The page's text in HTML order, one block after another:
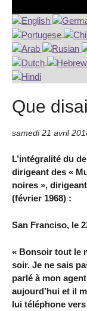
Que
samedi 21 avril
L’intégralité du
dirigeant des «
noires »,
(février 1968) :
San Franciso, le
« Bonsoir tout le
soir. Je ne sais
parlé à mon
aujourd’hui et il
lui téléphone